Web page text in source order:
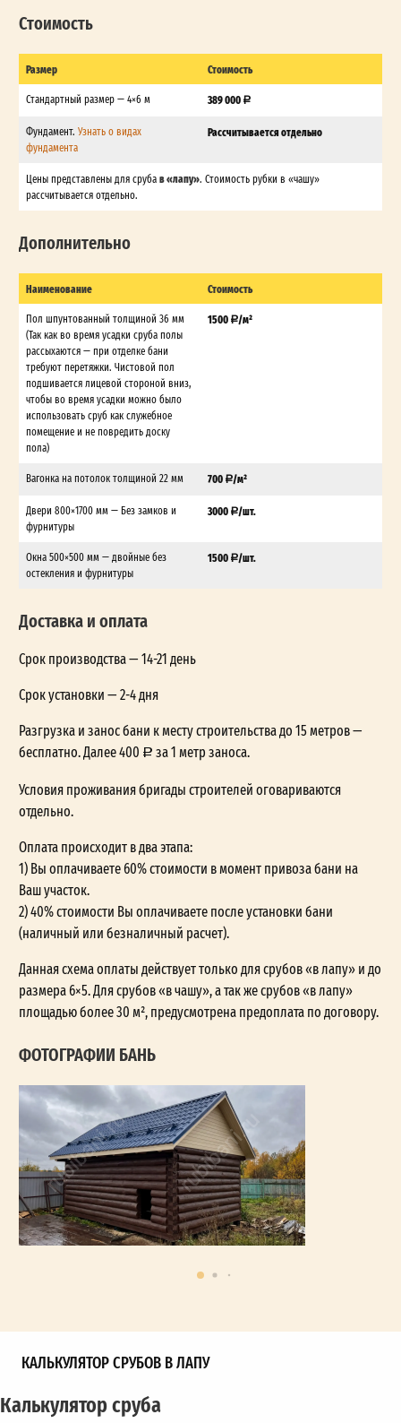
Стоимость
Размер Стоимость
Стандартный размер — 4×6 м 389 000
Фундамент. Узнать о видах
фундамента
Рассчитывается отдельно
Цены представлены для срубав «лапу». Стоимость рубки в «чашу»
рассчитывается отдельно.
Дополнительно
Наименование Стоимость
Пол шпунтованный толщиной 36 мм
(Так как во время усадки сруба полы
рассыхаются — при отделке бани
требуют перетяжки. Чистовой пол
подшивается лицевой стороной вниз,
чтобы во время усадки можно было
использовать сруб как служебное
помещение и не повредить доску
пола)
1500 /м²
Вагонка на потолок толщиной 22 мм 700 /м²
Двери 800×1700 мм — Без замков и
фурнитуры
3000 /шт.
Окна 500×500 мм — двойные без
остекления и фурнитуры
1500 /шт.
Доставка и оплата
Срок производства — 14-21 день
Срок установки — 2-4 дня
Разгрузка и занос бани к месту строительства до 15 метров —
бесплатно. Далее 400
за 1 метр заноса.
Условия проживания бригады строителей оговариваются
отдельно.
Оплата происходит в два этапа:
1) Вы оплачиваете 60% стоимости в момент привоза бани на
Ваш участок.
2) 40% стоимости Вы оплачиваете после установки бани
(наличный или безналичный расчет).
Данная схема оплаты действует только для срубов «в лапу» и до
размера 6×5. Для срубов «в чашу», а так же срубов «в лапу»
площадью более 30 м², предусмотрена предоплата по договору.
ФОТОГРАФИИ БАНЬ
КАЛЬКУЛЯТОР СРУБОВ В ЛАПУ
Калькулятор сруба